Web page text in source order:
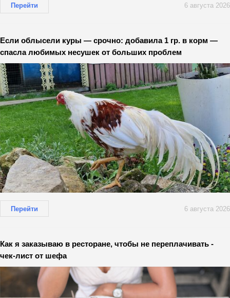
Перейти 6 августа 2026
Если облысели куры — срочно: добавила 1 гр. в корм —
спасла любимых несушек от больших проблем
Перейти 6 августа 2026
Как я заказываю в ресторане, чтобы не переплачивать -
чек-лист от шефа